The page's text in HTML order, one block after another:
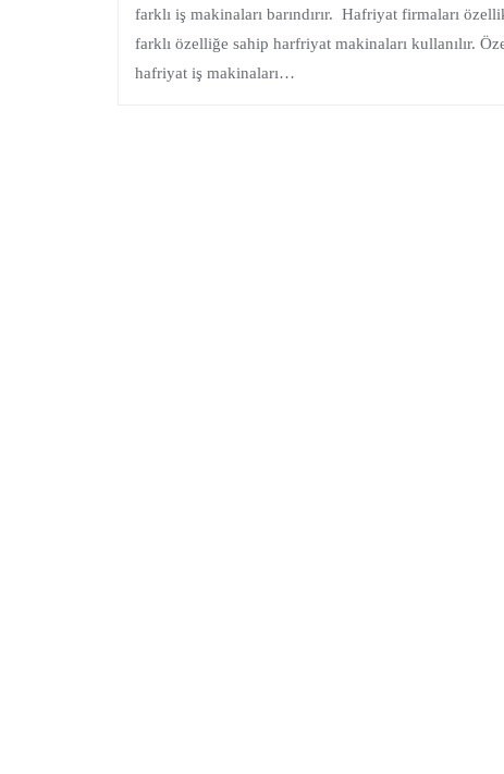
farklı iş makinaları barındırır. Hafriyat firmaları
farklı özelliğe sahip harfriyat makinaları kullanılır.
hafriyat iş makinaları…